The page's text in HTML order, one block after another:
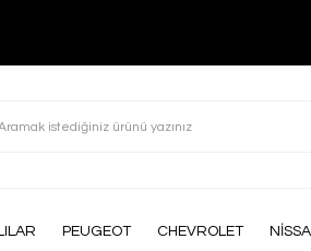
PEUGEOT CHEVROLET